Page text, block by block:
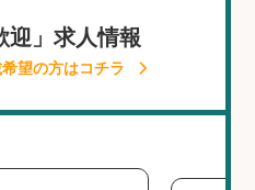
迎」求人情報
望の方はコチラ